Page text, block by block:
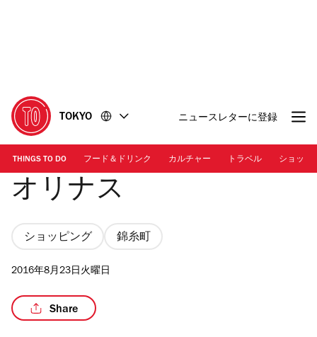
に
移
動
移
動
TOKYO ニュースレターに登録
THINGS TO DO フード＆ドリンク カルチャー トラベル ショッピ
オリナス
ショッピング 錦糸町
2016年8月23日火曜日
Share